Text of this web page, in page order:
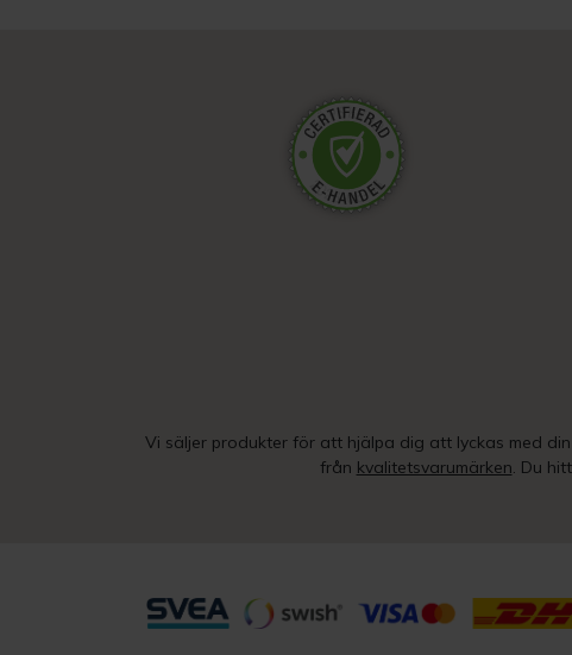
Vi säljer produkter för att hjälpa dig att lyckas med
från kvalitetsvarumärken. Du